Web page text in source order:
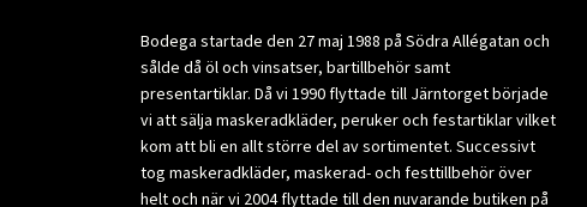
Bodega startade den 27 maj 1988 på Södra Allégatan och
sålde då öl och vinsatser, bartillbehör samt
presentartiklar. Då vi 1990 flyttade till Järntorget började
vi att sälja maskeradkläder, peruker och festartiklar vilket
kom att bli en allt större del av sortimentet. Successivt
tog maskeradkläder, maskerad- och festtillbehör över
helt och när vi 2004 flyttade till den nuvarande butiken på